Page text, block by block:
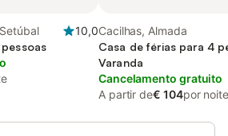
10,0Cacilhas, Almada
Casa de férias para 4
Varanda
Cancelamento gratuito
A partir de€ 104por noite